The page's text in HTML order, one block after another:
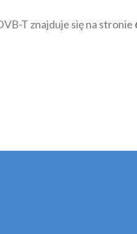
T znajduje się na stronie